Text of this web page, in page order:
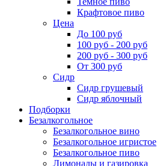
Крафтовое пиво
Цена
До 100 руб
100 руб - 200 руб
200 руб - 300 руб
От 300 руб
Сидр
Сидр грушевый
Сидр яблочный
Подборки
Безалкогольное
Безалкогольное вино
Безалкогольное игристое
Безалкогольное пиво
Лимонады и газировка